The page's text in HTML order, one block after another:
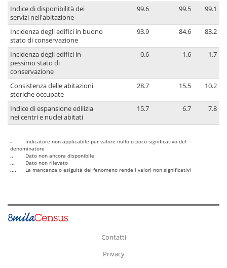
Indice di disponibilità dei
servizi nell'abitazione
99.6 99.5 99.1
Incidenza degli edifici in buono
stato di conservazione
93.9 84.6 83.2
Incidenza degli edifici in
pessimo stato di
conservazione
0.6 1.6 1.7
Consistenza delle abitazioni
storiche occupate
28.7 15.5 10.2
Indice di espansione edilizia
nei centri e nuclei abitati
15.7 6.7 7.8
-
Indicatore non applicabile per valore nullo o poco significativo del
denominatore
..
Dato non ancora disponibile
...
Dato non rilevato
....
La mancanza o esiguità del fenomeno rende i valori non significativi
Contatti
Privacy